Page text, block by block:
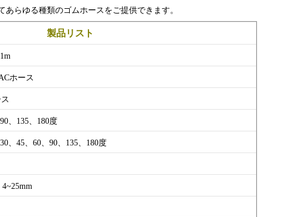
あらゆる種類のゴムホースをご提供できます。
製品リスト
ホース
、135、180度
30、45、60、90、135、180度